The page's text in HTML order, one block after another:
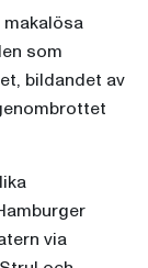
som
bildandet av
via